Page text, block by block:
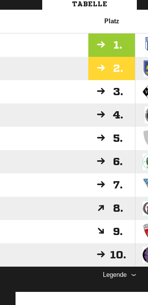
TABELLE
Platz
1.
2.
3.
4.
5.
6.
7.
8.
9.
10.
Legende